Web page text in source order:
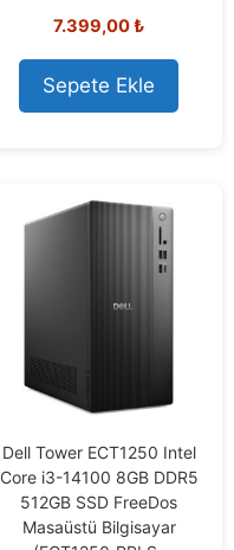
o
t
o
f
5
7.399,00₺
Sepete Ekle
Dell Tower ECT1250 Intel
Core i3-14100 8GB DDR5
512GB SSD FreeDos
Masaüstü Bilgisayar